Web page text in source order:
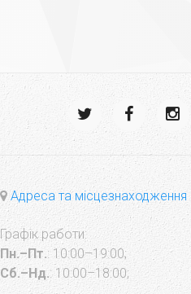
Адреса та місцезнаходження
Графік работи:
Пн.–Пт.: 10:00–19:00;
Сб.–Нд.: 10:00–18:00;